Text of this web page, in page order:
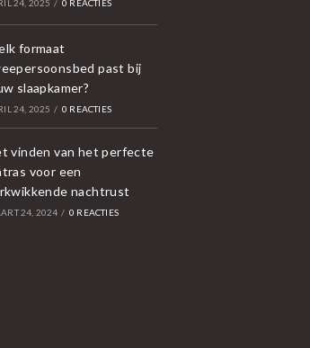
24, 2025 / 0 REACTIES
formaat
past bij
slaapkamer?
24, 2025 / 0 REACTIES
vinden van het perfecte
voor een
nachtrust
24, 2024 / 0 REACTIES